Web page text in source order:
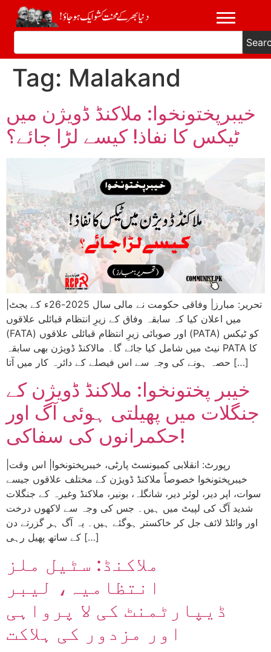
Tag: Malakand
خیبرپختونخوا: ملاکنڈ ڈویژن میں
ٹیکس کا نفاذ! کیسے لڑا جائے؟
میں اعلان کیا کہ سابقہ وفاق کے زیرِ انتظام قبائلی علاقوں
(FATA) اور صوبائی زیرِ انتظام قبائلی علاقوں (PATA) کو ٹیکس
نیٹ میں شامل کیا جائے گا۔ مالاکنڈ ڈویژن بھی سابقہ PATA کا
حصہ ہونے کی وجہ سے اس فیصلے کے دائرہ کار میں آتا […]
خیبر پختونخوا: ملاکنڈ ڈویژن کے
جنگلات میں پھیلتی ہوئی آگ اور
حکمرانوں کی سفاکی!
خیبرپختونخوا خصوصاً ملاکنڈ ڈویژن کے مختلف علاقوں جیسے
سوات، اپر دیر، لوئر دیر، شانگلہ، بونیر، ملاکنڈ وغیرہ کے جنگلات
شدید آگ کی لپیٹ میں ہیں۔ جس کی وجہ سے لاکھوں درخت
اور وائلڈ لائف جل کر خاکستر ہوگئے ہیں۔ یہ آگ ہر گزرتے دن
کے ساتھ پھیل رہی […]
ملاکنڈ: سٹیل ملز
انتظامیہ، لیبر
ڈیپارٹمنٹ کی لا پرواہی
اور مزدور کی ہلاکت